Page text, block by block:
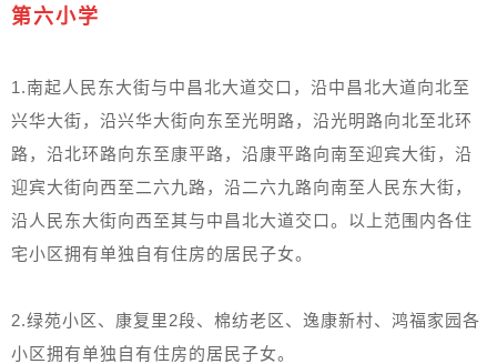
第六小学
1.南起人民东大街与中昌北大道交口，沿中昌北大道向北至
兴华大街，沿兴华大街向东至光明路，沿光明路向北至北环
路，沿北环路向东至康平路，沿康平路向南至迎宾大街，沿
迎宾大街向西至二六九路，沿二六九路向南至人民东大街，
沿人民东大街向西至其与中昌北大道交口。以上范围内各住
宅小区拥有单独自有住房的居民子女。
2.绿苑小区、康复里2段、棉纺老区、逸康新村、鸿福家园各
小区拥有单独自有住房的居民子女。